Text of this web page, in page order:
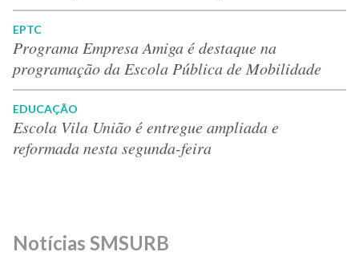
EPTC
Programa Empresa Amiga é destaque na
programação da Escola Pública de Mobilidade
EDUCAÇÃO
Escola Vila União é entregue ampliada e
reformada nesta segunda-feira
Notícias SMSURB